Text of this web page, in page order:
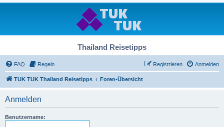
Thailand Reisetipps
FAQ Regeln Anmelden
Registrieren
TUK TUK Thailand Reisetipps Foren-Übersicht
Anmelden
Benutzername: